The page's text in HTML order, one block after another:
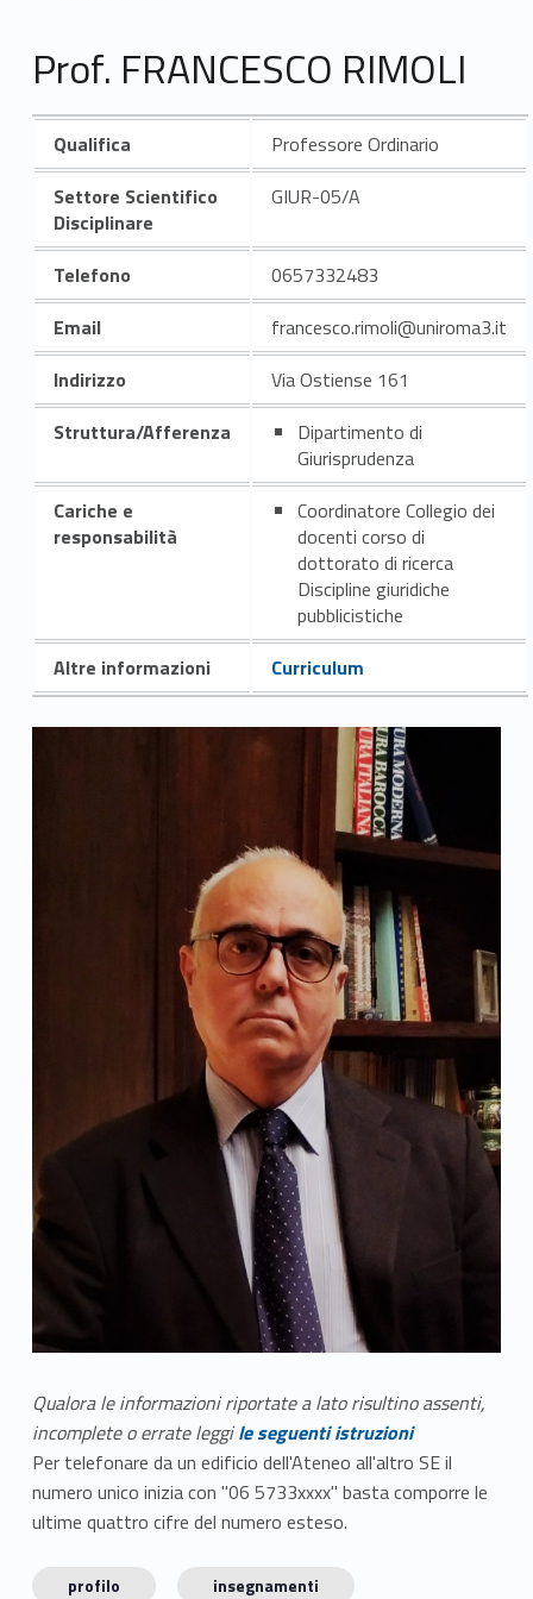
Prof. FRANCESCO RIMOLI
Qualifica
Professore Ordinario
Settore Scientifico
Disciplinare
GIUR-05/A
Telefono
0657332483
Email
francesco.rimoli@uniroma3.it
Indirizzo
Via Ostiense 161
Struttura/Afferenza
Dipartimento di
Giurisprudenza
Cariche e
responsabilità
Coordinatore Collegio dei
docenti corso di
dottorato di ricerca
Discipline giuridiche
pubblicistiche
Altre informazioni
Curriculum
Qualora le informazioni riportate a lato risultino assenti,
incomplete o errate leggile seguenti istruzioni
Per telefonare da un edificio dell'Ateneo all'altro SE il
numero unico inizia con "06 5733xxxx" basta comporre le
ultime quattro cifre del numero esteso.
profilo insegnamenti